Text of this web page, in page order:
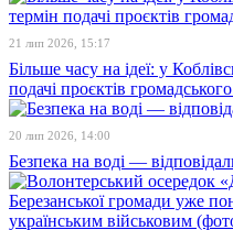
21 лип 2026, 15:17
Більше часу на ідеї: у
подачі проєктів
20 лип 2026, 14:00
Безпека на воді —